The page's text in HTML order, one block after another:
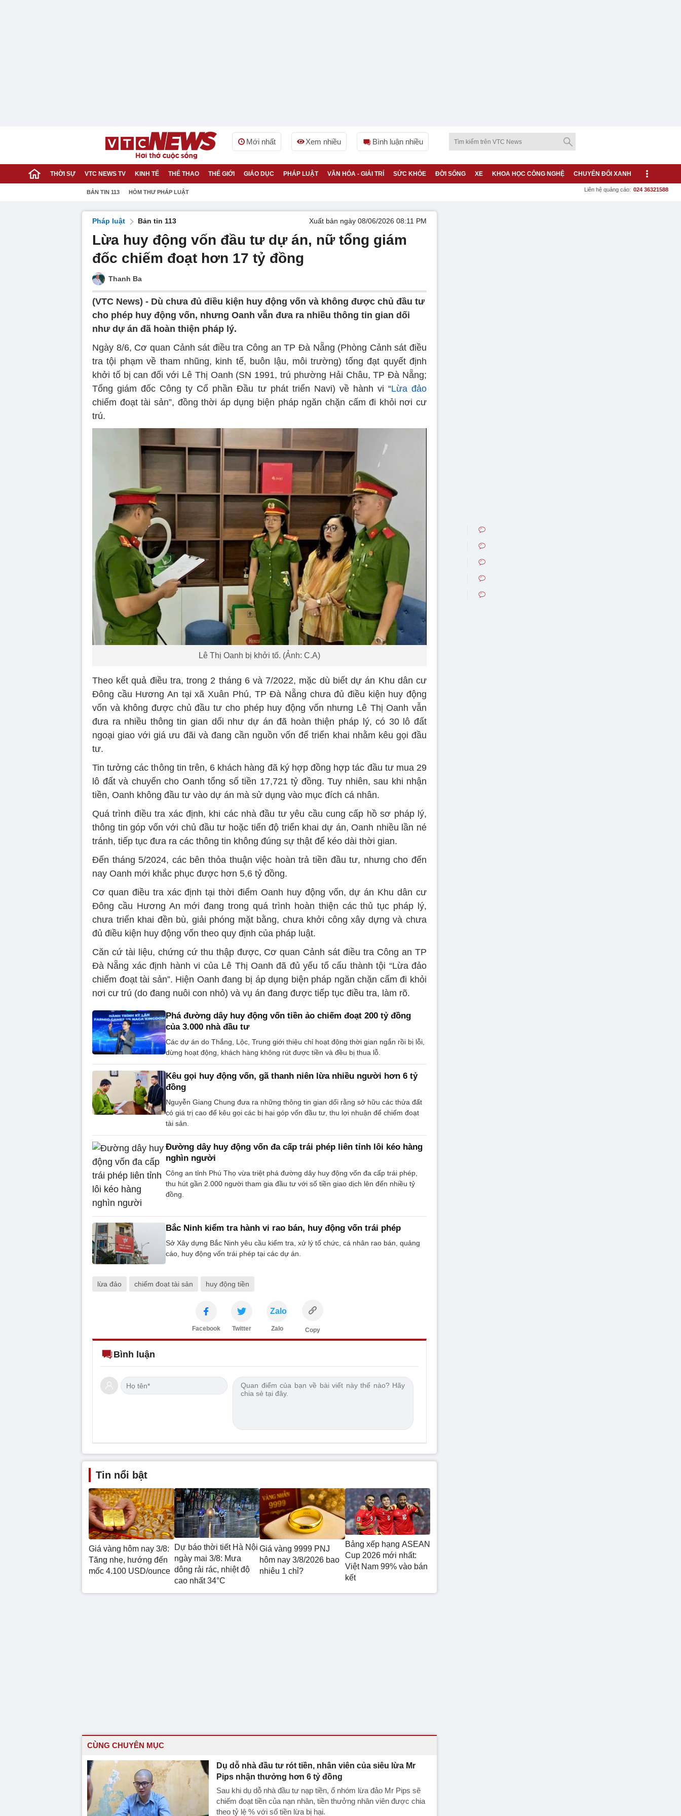
Mới nhất Xem nhiều Bình luận nhiều
THỜI SỰ VTC NEWS TV KINH TẾ THỂ THAO THẾ GIỚI GIÁO DỤC PHÁP LUẬT VĂN HÓA - GIẢI TRÍ SỨC KHỎE ĐỜI SỐNG XE KHOA HỌC CÔNG NGHỆ CHUYỂN ĐỔI XANH
BẢN TIN 113 HÒM THƯ PHÁP LUẬT Liên hệ quảng cáo: 024 36321588
Pháp luật Bản tin 113 Xuất bản ngày 08/06/2026 08:11 PM
Lừa huy động vốn đầu tư dự án, nữ tổng giám
đốc chiếm đoạt hơn 17 tỷ đồng
Thanh Ba
(VTC News) - Dù chưa đủ điều kiện huy động vốn và không được chủ đầu tư
cho phép huy động vốn, nhưng Oanh vẫn đưa ra nhiều thông tin gian dối
như dự án đã hoàn thiện pháp lý.
Ngày 8/6, Cơ quan Cảnh sát điều tra Công an TP Đà Nẵng (Phòng Cảnh sát điều
tra tội phạm về tham nhũng, kinh tế, buôn lậu, môi trường) tống đạt quyết định
khởi tố bị can đối với Lê Thị Oanh (SN 1991, trú phường Hải Châu, TP Đà Nẵng;
Tổng giám đốc Công ty Cổ phần Đầu tư phát triển Navi) về hành vi “Lừa đảo
chiếm đoạt tài sản”, đồng thời áp dụng biện pháp ngăn chặn cấm đi khỏi nơi cư
trú.
Lê Thị Oanh bị khởi tố. (Ảnh: C.A)
Theo kết quả điều tra, trong 2 tháng 6 và 7/2022, mặc dù biết dự án Khu dân cư
Đông cầu Hương An tại xã Xuân Phú, TP Đà Nẵng chưa đủ điều kiện huy động
vốn và không được chủ đầu tư cho phép huy động vốn nhưng Lê Thị Oanh vẫn
đưa ra nhiều thông tin gian dối như dự án đã hoàn thiện pháp lý, có 30 lô đất
ngoại giao với giá ưu đãi và đang cần nguồn vốn để triển khai nhằm kêu gọi đầu
tư.
Tin tưởng các thông tin trên, 6 khách hàng đã ký hợp đồng hợp tác đầu tư mua 29
lô đất và chuyển cho Oanh tổng số tiền 17,721 tỷ đồng. Tuy nhiên, sau khi nhận
tiền, Oanh không đầu tư vào dự án mà sử dụng vào mục đích cá nhân.
Quá trình điều tra xác định, khi các nhà đầu tư yêu cầu cung cấp hồ sơ pháp lý,
thông tin góp vốn với chủ đầu tư hoặc tiến độ triển khai dự án, Oanh nhiều lần né
tránh, tiếp tục đưa ra các thông tin không đúng sự thật để kéo dài thời gian.
Đến tháng 5/2024, các bên thỏa thuận việc hoàn trả tiền đầu tư, nhưng cho đến
nay Oanh mới khắc phục được hơn 5,6 tỷ đồng.
Cơ quan điều tra xác định tại thời điểm Oanh huy động vốn, dự án Khu dân cư
Đông cầu Hương An mới đang trong quá trình hoàn thiện các thủ tục pháp lý,
chưa triển khai đền bù, giải phóng mặt bằng, chưa khởi công xây dựng và chưa
đủ điều kiện huy động vốn theo quy định của pháp luật.
Căn cứ tài liệu, chứng cứ thu thập được, Cơ quan Cảnh sát điều tra Công an TP
Đà Nẵng xác định hành vi của Lê Thị Oanh đã đủ yếu tố cấu thành tội “Lừa đảo
chiếm đoạt tài sản”. Hiện Oanh đang bị áp dụng biện pháp ngăn chặn cấm đi khỏi
nơi cư trú (do đang nuôi con nhỏ) và vụ án đang được tiếp tục điều tra, làm rõ.
Phá đường dây huy động vốn tiền ảo chiếm đoạt 200 tỷ đồng
của 3.000 nhà đầu tư
Các dự án do Thắng, Lộc, Trung giới thiệu chỉ hoạt động thời gian ngắn rồi bị lỗi,
dừng hoạt động, khách hàng không rút được tiền và đều bị thua lỗ.
Kêu gọi huy động vốn, gã thanh niên lừa nhiều người hơn 6 tỷ
đồng
Nguyễn Giang Chung đưa ra những thông tin gian dối rằng sở hữu các thửa đất
có giá trị cao để kêu gọi các bị hại góp vốn đầu tư, thu lợi nhuận để chiếm đoạt
tài sản.
Đường dây huy động vốn đa cấp trái phép liên tỉnh lôi kéo hàng
nghìn người
Công an tỉnh Phú Thọ vừa triệt phá đường dây huy động vốn đa cấp trái phép,
thu hút gần 2.000 người tham gia đầu tư với số tiền giao dịch lên đến nhiều tỷ
đồng.
Bắc Ninh kiểm tra hành vi rao bán, huy động vốn trái phép
Sở Xây dựng Bắc Ninh yêu cầu kiểm tra, xử lý tổ chức, cá nhân rao bán, quảng
cáo, huy động vốn trái phép tại các dự án.
lừa đảo chiếm đoạt tài sản huy động tiền
Facebook Twitter
Zalo
Zalo Copy
Bình luận
Tin nổi bật
Giá vàng hôm nay 3/8:
Tăng nhẹ, hướng đến
mốc 4.100 USD/ounce
Dự báo thời tiết Hà Nội
ngày mai 3/8: Mưa
dông rải rác, nhiệt độ
cao nhất 34°C
Giá vàng 9999 PNJ
hôm nay 3/8/2026 bao
nhiêu 1 chỉ?
Bảng xếp hạng ASEAN
Cup 2026 mới nhất:
Việt Nam 99% vào bán
kết
CÙNG CHUYÊN MỤC
Dụ dỗ nhà đầu tư rót tiền, nhân viên của siêu lừa Mr
Pips nhận thưởng hơn 6 tỷ đồng
Sau khi dụ dỗ nhà đầu tư nạp tiền, ổ nhóm lừa đảo Mr Pips sẽ
chiếm đoạt tiền của nạn nhân, tiền thưởng nhân viên được chia
theo tỷ lệ % với số tiền lừa bị hại.